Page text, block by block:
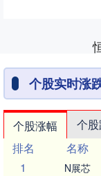
个股实时涨
个股涨幅 个
排名
名称
1
N展芯